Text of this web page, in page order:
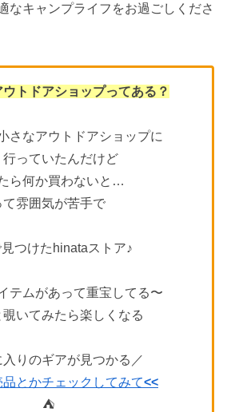
なキャンプライフをお過ごしくださ
トドアショップってある？
さなアウトドアショップに
行っていたんだけど
ら何か買わないと…
て雰囲気が苦手で
つけたhinataストア♪
テムがあって重宝してる〜
覗いてみたら楽しくなる
入りのギアが見つかる／
品とかチェックしてみて<<
⛺️